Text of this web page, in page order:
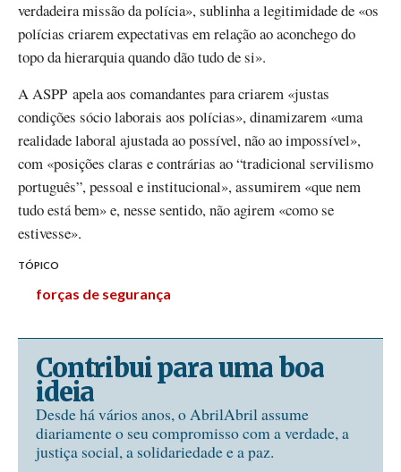
verdadeira missão da polícia», sublinha a legitimidade de «os
polícias criarem expectativas em relação ao aconchego do
topo da hierarquia quando dão tudo de si».
A ASPP apela aos comandantes para criarem «justas
condições sócio laborais aos polícias», dinamizarem «uma
realidade laboral ajustada ao possível, não ao impossível»,
com «posições claras e contrárias ao “tradicional servilismo
português”, pessoal e institucional», assumirem «que nem
tudo está bem» e, nesse sentido, não agirem «como se
estivesse».
TÓPICO
forças de segurança
Contribui para uma boa
ideia
Desde há vários anos, o AbrilAbril assume
diariamente o seu compromisso com a verdade, a
justiça social, a solidariedade e a paz.